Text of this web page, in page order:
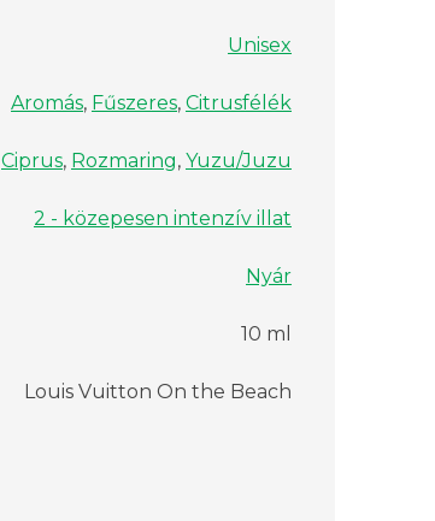
Unisex
Aromás, Fűszeres, Citrusfélék
Ciprus, Rozmaring, Yuzu/Juzu
2 - közepesen intenzív illat
Nyár
10 ml
Louis Vuitton On the Beach